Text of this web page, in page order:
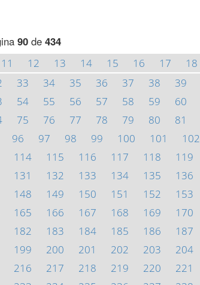
90 de 434
11 12 13 14 15 16 17 18
33 34 35 36 37 38 39
54 55 56 57 58 59 60
75 76 77 78 79 80 81
96 97 98 99 100 101 102
114 115 116 117 118 119
131 132 133 134 135 136
148 149 150 151 152 153
165 166 167 168 169 170
182 183 184 185 186 187
199 200 201 202 203 204
216 217 218 219 220 221